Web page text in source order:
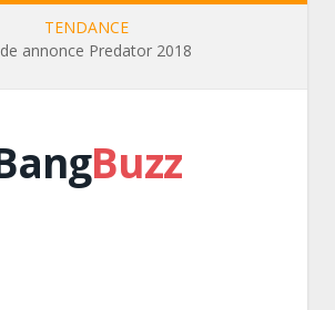
TENDANCE
annonce Predator 2018
Buzz